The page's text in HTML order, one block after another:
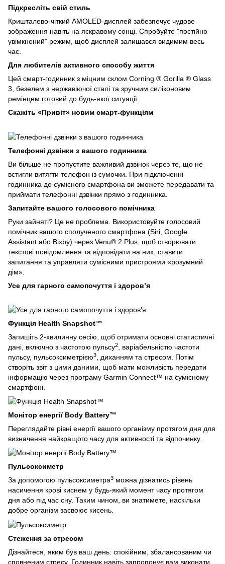
Підкресліть свій стиль
Кришталево-чіткий AMOLED-дисплей забезпечує чудове
зображення навіть на яскравому сонці. Спробуйте "постійно
увімкнений" режим, щоб дисплей залишався видимим весь
час.
Для любителів активного способу життя
Цей смарт-годинник з міцним склом Corning ® Gorilla ® Glass
3, безелем з нержавіючої сталі та зручним силіконовим
ремінцем готовий до будь-якої ситуації.
Скажіть «Привіт» новим смарт-функціям
Телефонні дзвінки з вашого годинника
Ви більше не пропустите важливий дзвінок через те, що не
встигли витягти телефон із сумочки. При підключенні
годинника до сумісного смартфона ви зможете передавати та
приймати телефонні дзвінки прямо з годинника.
Запитайте вашого голосового помічника
Руки зайняті? Це не проблема. Використовуйте голосовий
помічник вашого сполученого смартфона (Siri, Google
Assistant або Bixby) через Venu® 2 Plus, щоб створювати
текстові повідомлення та відповідати на них, ставити
запитання та управляти сумісними пристроями «розумний
дім».
Усе для гарного самопочуття і здоров’я
Функція Health Snapshot™
Запишіть 2-хвилинну сесію, щоб отримати основні статистичні
дані, включно з частотою пульсу2
, варіабельністю частоти
пульсу, пульсоксиметрією3
, диханням та стресом. Потім
створіть звіт з цими даними, щоб мати можливість передати
інформацію через програму Garmin Connect™ на сумісному
смартфоні.
Монітор енергії Body Battery™
Переглядайте рівні енергії вашого організму протягом дня для
визначення найкращого часу для активності та відпочинку.
Пульсоксиметр
За допомогою пульсоксиметра3 можна дізнатись рівень
насичення крові киснем у будь-який момент часу протягом
дня або під час сну. Таким чином, ви знатимете, наскільки
добре організм засвоює кисень.
Стеження за стресом
Дізнайтеся, яким був ваш день: спокійним, збалансованим чи
сповненим стресу. Годинник навіть запропонує вам виконати